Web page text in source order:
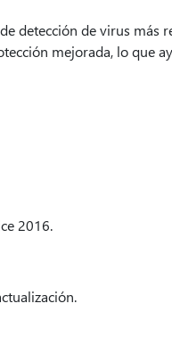
detección de virus más
mejorada, lo que
2016.